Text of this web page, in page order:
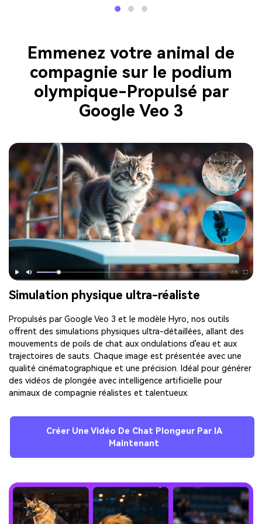
Emmenez votre animal de
compagnie sur le podium
olympique-Propulsé par
Google Veo 3
Simulation physique ultra-réaliste
Propulsés par Google Veo 3 et le modèle Hyro, nos outils
offrent des simulations physiques ultra-détaillées, allant des
mouvements de poils de chat aux ondulations d'eau et aux
trajectoires de sauts. Chaque image est présentée avec une
qualité cinématographique et une précision. Idéal pour générer
des vidéos de plongée avec intelligence artificielle pour
animaux de compagnie réalistes et talentueux.
Créer Une Vidéo De Chat Plongeur Par IA
Maintenant